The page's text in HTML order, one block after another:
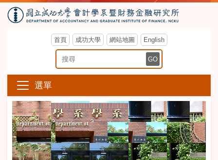
首頁 成功大學 網站地圖 English
搜尋關鍵字 GO
選單